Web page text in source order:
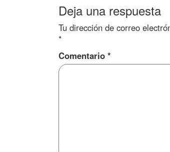
Deja una respuesta
Tu dirección de correo
*
Comentario *